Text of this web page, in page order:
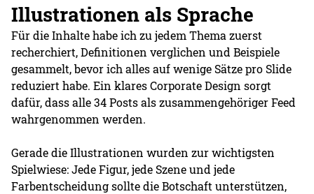
Illustrationen als Sprache
Für die Inhalte habe ich zu jedem Thema zuerst
recherchiert, Definitionen verglichen und Beispiele
gesammelt, bevor ich alles auf wenige Sätze pro Slide
reduziert habe. Ein klares Corporate Design sorgt
dafür, dass alle 34 Posts als zusammengehöriger Feed
wahrgenommen werden.
Gerade die Illustrationen wurden zur wichtigsten
Spielwiese: Jede Figur, jede Szene und jede
Farbentscheidung sollte die Botschaft unterstützen,